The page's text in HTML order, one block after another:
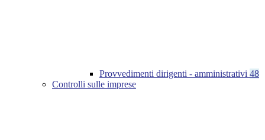
Provvedimenti dirigenti - amministrativi 48
Controlli sulle imprese